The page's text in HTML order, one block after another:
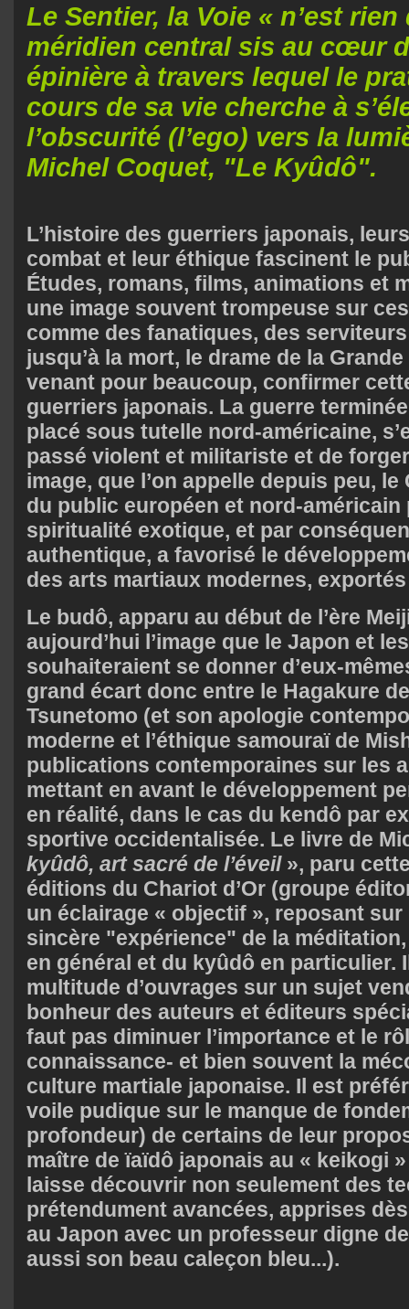
Le Sentier, la Voie « n’est rien
méridien central sis au cœur
épinière à travers lequel le
cours de sa vie cherche à
l’obscurité (l’ego) vers la
Michel Coquet, "Le Kyûdô".
L’histoire des guerriers japonais,
combat et leur éthique fascinent le
Études, romans, films, animations et
une image souvent trompeuse sur
comme des fanatiques, des
jusqu’à la mort, le drame de la
venant pour beaucoup, confirmer
guerriers japonais. La guerre
placé sous tutelle nord-américaine,
passé violent et militariste et de
image, que l’on appelle depuis peu,
du public européen et nord-américain
spiritualité exotique, et par
authentique, a favorisé le
des arts martiaux modernes,
Le budô, apparu au début de l’ère
aujourd’hui l’image que le Japon et
souhaiteraient se donner d’eux-
grand écart donc entre le Hagakure
Tsunetomo (et son apologie
moderne et l’éthique samouraï de
publications contemporaines sur les
mettant en avant le développement
en réalité, dans le cas du kendô par
sportive occidentalisée. Le livre de
kyûdô, art sacré de l’éveil », paru
éditions du Chariot d’Or (groupe
un éclairage « objectif », reposant
sincère "expérience" de la
en général et du kyûdô en particulier.
multitude d’ouvrages sur un sujet
bonheur des auteurs et éditeurs
faut pas diminuer l’importance et le
connaissance- et bien souvent la
culture martiale japonaise. Il est
voile pudique sur le manque de
profondeur) de certains de leur
maître de ïaïdô japonais au « keikogi
laisse découvrir non seulement des
prétendument avancées, apprises
au Japon avec un professeur digne
aussi son beau caleçon bleu...).